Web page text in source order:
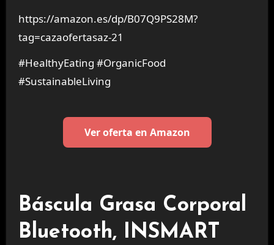
https://amazon.es/dp/B07Q9PS28M?
tag=cazaofertasaz-21
#HealthyEating #OrganicFood
#SustainableLiving
Ver oferta en Amazon
Báscula Grasa Corporal
Bluetooth, INSMART